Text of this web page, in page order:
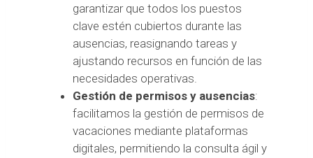
garantizar que todos los puestos
clave estén cubiertos durante las
ausencias, reasignando tareas y
ajustando recursos en función de las
necesidades operativas.
Gestión de permisos y ausencias:
facilitamos la gestión de permisos de
vacaciones mediante plataformas
digitales, permitiendo la consulta ágil y